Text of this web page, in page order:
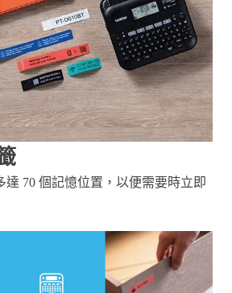
達 70 個記憶位置，以便需要時立即